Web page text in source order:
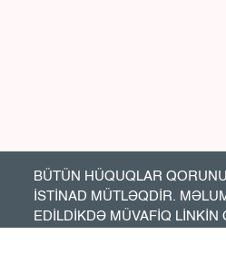
BÜTÜN HÜQUQLAR
İSTİNAD MÜTLƏQDİR.
EDİLDİKDƏ MÜVAFİQ